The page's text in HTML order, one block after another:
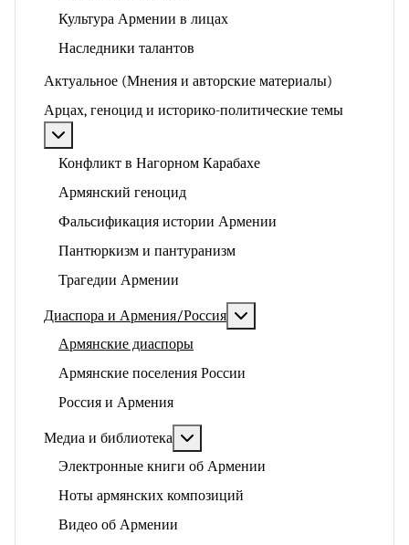
Культура Армении в лицах
Наследники талантов
Актуальное (Мнения и авторские материалы)
Арцах, геноцид и историко-политические темы
Конфликт в Нагорном Карабахе
Армянский геноцид
Фальсификация истории Армении
Пантюркизм и пантуранизм
Трагедии Армении
Диаспора и Армения/Россия
Армянские диаспоры
Армянские поселения России
Россия и Армения
Медиа и библиотека
Электронные книги об Армении
Ноты армянских композиций
Видео об Армении